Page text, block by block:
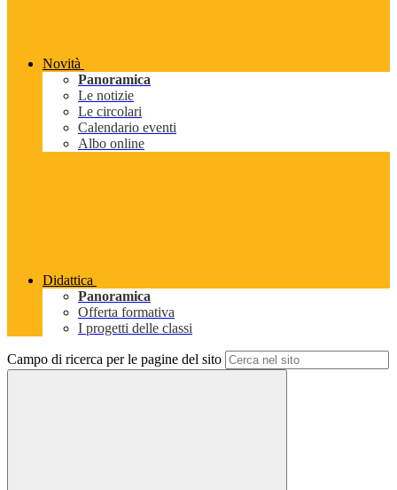
Novità
Panoramica
Le notizie
Le circolari
Calendario eventi
Albo online
Didattica
Panoramica
Offerta formativa
I progetti delle classi
Campo di ricerca per le pagine del sito